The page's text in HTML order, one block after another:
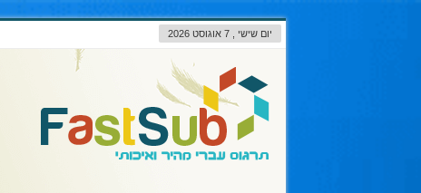
יום שישי , 7 אוגוסט 2026